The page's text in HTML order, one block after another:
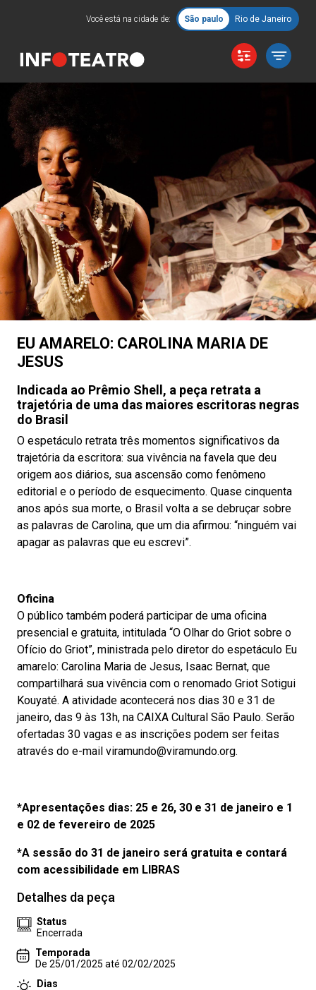
Você está na cidade de: São paulo Rio de Janeiro
EU AMARELO: CAROLINA MARIA DE
JESUS
Indicada ao Prêmio Shell, a peça retrata a
trajetória de uma das maiores escritoras negras
do Brasil
O espetáculo retrata três momentos significativos da
trajetória da escritora: sua vivência na favela que deu
origem aos diários, sua ascensão como fenômeno
editorial e o período de esquecimento. Quase cinquenta
anos após sua morte, o Brasil volta a se debruçar sobre
as palavras de Carolina, que um dia afirmou: “ninguém vai
apagar as palavras que eu escrevi”.
Oficina
O público também poderá participar de uma oficina
presencial e gratuita, intitulada “O Olhar do Griot sobre o
Ofício do Griot”, ministrada pelo diretor do espetáculo Eu
amarelo: Carolina Maria de Jesus, Isaac Bernat, que
compartilhará sua vivência com o renomado Griot Sotigui
Kouyaté. A atividade acontecerá nos dias 30 e 31 de
janeiro, das 9 às 13h, na CAIXA Cultural São Paulo. Serão
ofertadas 30 vagas e as inscrições podem ser feitas
através do e-mail viramundo@viramundo.org.
*Apresentações dias: 25 e 26, 30 e 31 de janeiro e 1
e 02 de fevereiro de 2025
*A sessão do 31 de janeiro será gratuita e contará
com acessibilidade em LIBRAS
Detalhes da peça
Status
Encerrada
Temporada
De 25/01/2025 até 02/02/2025
Dias